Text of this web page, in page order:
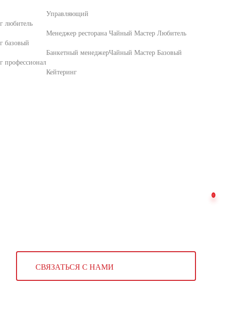
любитель
базовый
профессионал
Управляющий
Менеджер ресторана
Банкетный менеджер
Кейтеринг
Чайный Мастер Любитель
Чайный Мастер Базовый
СВЯЗАТЬСЯ С НАМИ